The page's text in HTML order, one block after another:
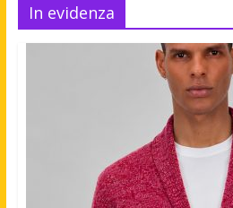
In evidenza